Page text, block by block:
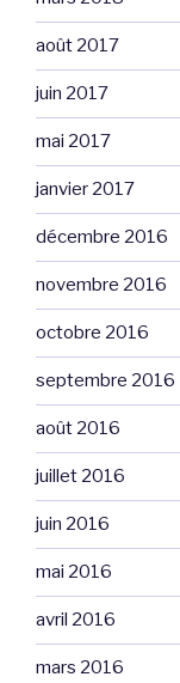
août 2017
juin 2017
mai 2017
janvier 2017
décembre 2016
novembre 2016
octobre 2016
septembre 2016
août 2016
juillet 2016
juin 2016
mai 2016
avril 2016
mars 2016